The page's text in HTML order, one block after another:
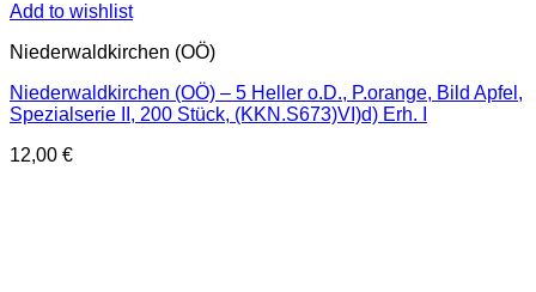
Add to wishlist
Niederwaldkirchen (OÖ)
Niederwaldkirchen (OÖ) – 5 Heller o.D., P.orange, Bild Apfel,
Spezialserie II, 200 Stück, (KKN.S673)VI)d) Erh. I
12,00 €